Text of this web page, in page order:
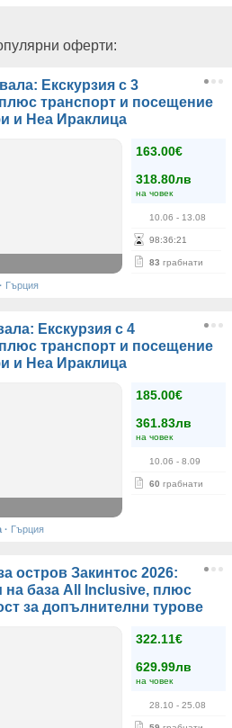
оферти:
Екскурзия с 3
транспорт и посещение
и Неа Ираклица
163.00€
318.80лв
на човек
10.06 - 13.08
98:36:21
83 грабнати
· Гърция
Екскурзия с 4
транспорт и посещение
и Неа Ираклица
185.00€
361.83лв
на човек
10.06 - 8.09
60 грабнати
· Гърция
остров Закинтос 2026:
на база All Inclusive, плюс
за допълнителни турове
322.11€
629.99лв
на човек
28.10 - 25.08